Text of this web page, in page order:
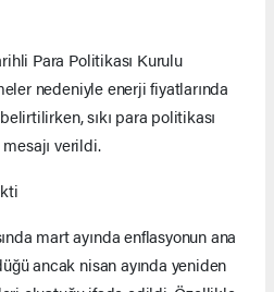
Para Politikası Kurulu
nedeniyle enerji fiyatlarında
sıkı para politikası
verildi.
mart ayında enflasyonun ana
ancak nisan ayında yeniden